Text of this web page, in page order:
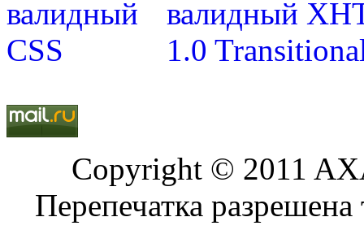
Copyright © 2011
Перепечатка